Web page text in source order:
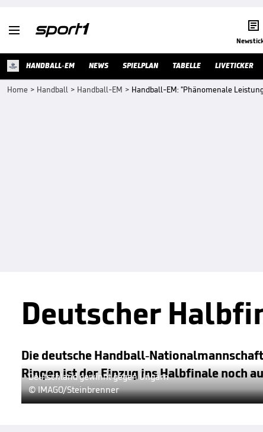
 
HANDBALL-EM NEWS SPIELPLAN TABELLE LIVETICKER
Home > Handball > Handball-EM > Handball-EM: "Phänomenale
Deutscher
Die deutsche Handball-
Ringen ist der Einzug ins Halbfinale noch
Deutschland gewinnt gegen Ungarn
© IMAGO/Steinbrenner